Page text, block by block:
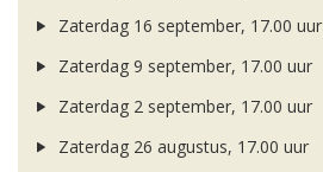
Zaterdag 16 september, 17.00 uur
Zaterdag 9 september, 17.00 uur
Zaterdag 2 september, 17.00 uur
Zaterdag 26 augustus, 17.00 uur